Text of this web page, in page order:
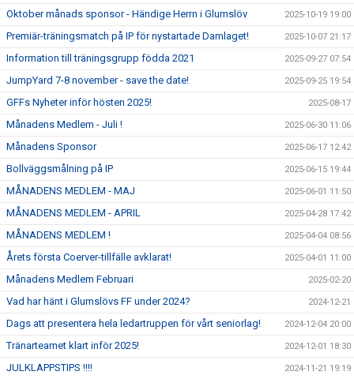
Oktober månads sponsor - Händige Herrn i Glumslöv 2025-10-19 19:00
Premiär-träningsmatch på IP för nystartade Damlaget! 2025-10-07 21:17
Information till träningsgrupp födda 2021 2025-09-27 07:54
JumpYard 7-8 november - save the date! 2025-09-25 19:54
GFFs Nyheter inför hösten 2025! 2025-08-17
Månadens Medlem - Juli ! 2025-06-30 11:06
Månadens Sponsor 2025-06-17 12:42
Bollväggsmålning på IP 2025-06-15 19:44
MÅNADENS MEDLEM - MAJ 2025-06-01 11:50
MÅNADENS MEDLEM - APRIL 2025-04-28 17:42
MÅNADENS MEDLEM ! 2025-04-04 08:56
Årets första Coerver-tillfälle avklarat! 2025-04-01 11:00
Månadens Medlem Februari 2025-02-20
Vad har hänt i Glumslövs FF under 2024? 2024-12-21
Dags att presentera hela ledartruppen för vårt seniorlag! 2024-12-04 20:00
Tränarteamet klart inför 2025! 2024-12-01 18:30
JULKLAPPSTIPS !!!! 2024-11-21 19:19